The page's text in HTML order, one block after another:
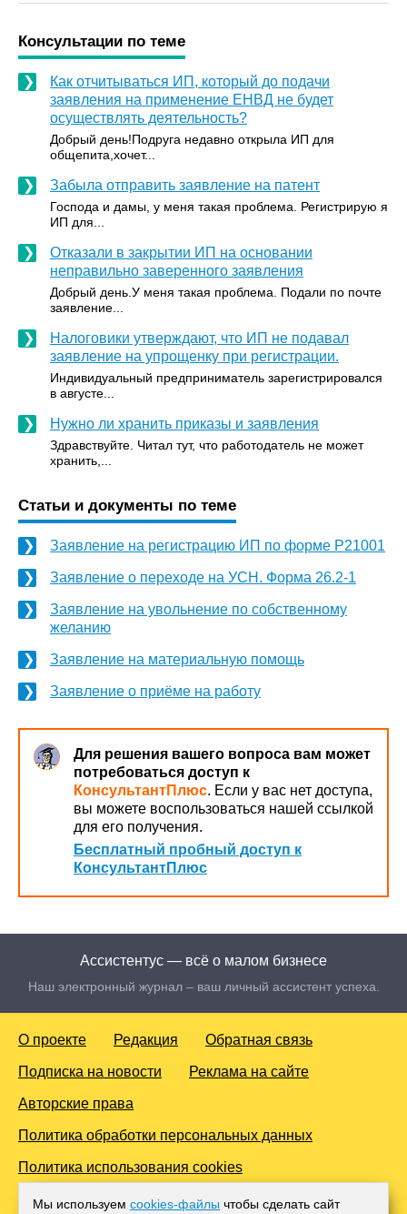
Консультации по теме
Как отчитываться ИП, который до подачи
заявления на применение ЕНВД не будет
осуществлять деятельность?
Добрый день!Подруга недавно открыла ИП для
общепита,хочет...
Забыла отправить заявление на патент
Господа и дамы, у меня такая проблема. Регистрирую я
ИП для...
Отказали в закрытии ИП на основании
неправильно заверенного заявления
Добрый день.У меня такая проблема. Подали по почте
заявление...
Налоговики утверждают, что ИП не подавал
заявление на упрощенку при регистрации.
Индивидуальный предприниматель зарегистрировался
в августе...
Нужно ли хранить приказы и заявления
Здравствуйте. Читал тут, что работодатель не может
хранить,...
Статьи и документы по теме
Заявление на регистрацию ИП по форме Р21001
Заявление о переходе на УСН. Форма 26.2-1
Заявление на увольнение по собственному
желанию
Заявление на материальную помощь
Заявление о приёме на работу
Для решения вашего вопроса вам может
потребоваться доступ к
КонсультантПлюс. Если у вас нет доступа,
вы можете воспользоваться нашей ссылкой
для его получения.
Бесплатный пробный доступ к
КонсультантПлюс
Ассистентус — всё о малом бизнесе
Наш электронный журнал – ваш личный ассистент успеха.
О проекте Редакция Обратная связь
Подписка на новости Реклама на сайте
Авторские права
Политика обработки персональных данных
Политика использования cookies
© 2016-2026 Все права защищены. Для лиц старше 18 лет.
Мы используем cookies-файлы чтобы сделать сайт